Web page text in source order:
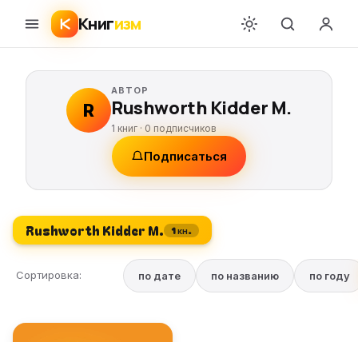
Книгизм
R
АВТОР
Rushworth Kidder M.
1 книг · 0 подписчиков
Подписаться
Rushworth Kidder M. 1 кн.
Сортировка: по дате по названию по году